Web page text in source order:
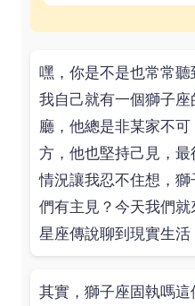
嘿，你是不是也常常
我自己就有一個獅子
廳，他總是非某家不
方，他也堅持己見，
情況讓我忍不住想，
們有主見？今天我們
星座傳說聊到現實生活
其實，獅子座固執嗎這